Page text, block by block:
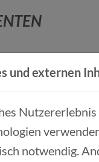
bei der
leitet er den
berät Dr.
und externen
notwendig.